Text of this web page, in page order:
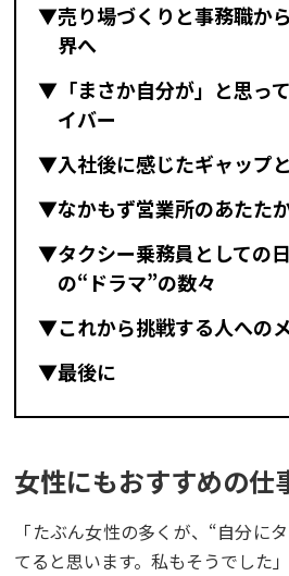
▼売り場づくりと事務職か
界へ
▼「まさか自分が」と思っ
イバー
▼入社後に感じたギャップ
▼なかもず営業所のあたた
▼タクシー乗務員としての
の“ドラマ”の数々
▼これから挑戦する人への
▼最後に
女性にもおすすめの仕
「たぶん女性の多くが、“自分に
てると思います。私もそうでした」